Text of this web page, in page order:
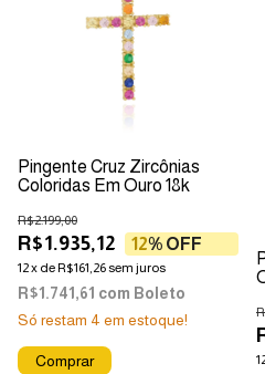
Pingente Cruz Zircônias
Coloridas Em Ouro 18k
R$1.935,12
R$2.199,00
12% OFF
12x deR$161,26sem juros
R$1.741,61 com Boleto
Só restam 4 em estoque!